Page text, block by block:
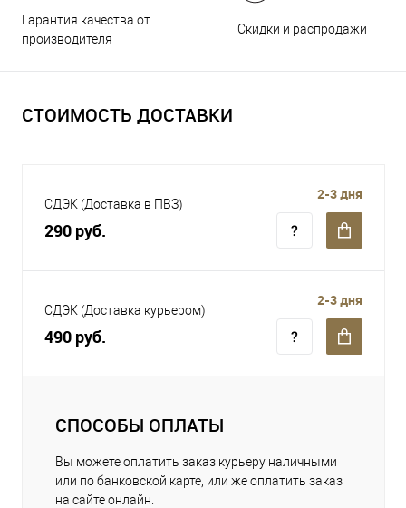
Гарантия качества от
производителя
Скидки и распродажи
СТОИМОСТЬ ДОСТАВКИ
СДЭК (Доставка в ПВЗ)
290 руб.
2-3 дня
СДЭК (Доставка курьером)
490 руб.
2-3 дня
СПОСОБЫ ОПЛАТЫ
Вы можете оплатить заказ курьеру наличными
или по банковской карте, или же оплатить заказ
на сайте онлайн.